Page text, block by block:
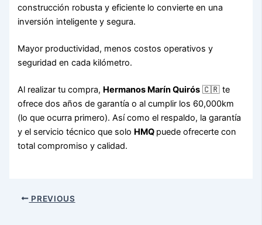
construcción robusta y eficiente lo convierte en una
inversión inteligente y segura.
Mayor productividad, menos costos operativos y
seguridad en cada kilómetro.
Al realizar tu compra, Hermanos Marín Quirós 🇨🇷 te
ofrece dos años de garantía o al cumplir los 60,000km
(lo que ocurra primero). Así como el respaldo, la garantía
y el servicio técnico que solo HMQ puede ofrecerte con
total compromiso y calidad.
PREVIOUS